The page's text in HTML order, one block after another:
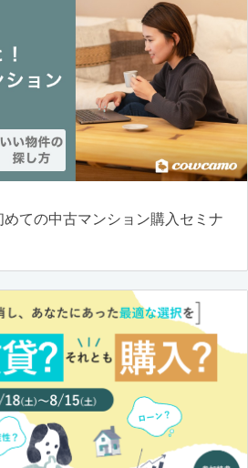
ての中古マンション購入セミナ